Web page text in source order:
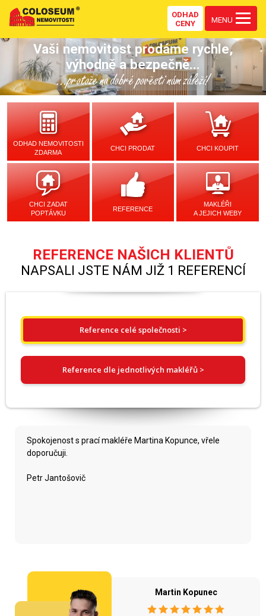
ODHAD
CENY
MENU
Vaši nemovitost prodáme rychle,
výhodně a bezpečně...
...protože na dobré pověsti nám záleží!
ODHAD NEMOVITOSTI
ZDARMA
CHCI PRODAT CHCI KOUPIT
CHCI ZADAT
POPTÁVKU
REFERENCE
MAKLÉŘI
A JEJICH WEBY
REFERENCE NAŠICH KLIENTŮ
NAPSALI JSTE NÁM JIŽ 1 REFERENCÍ
Reference celé společnosti >
Reference dle jednotlivých makléřů >
Spokojenost s prací makléře Martina Kopunce, vřele
doporučuji.
Petr Jantošovič
Martin Kopunec